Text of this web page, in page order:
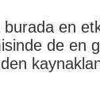
burada en
de en